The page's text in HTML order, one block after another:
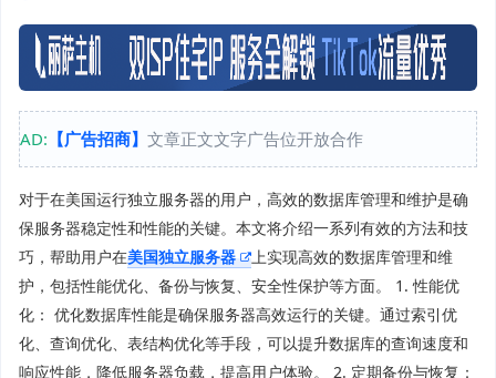
AD: 【广告招商】 文章正文文字广告位开放合作
对于在美国运行独立服务器的用户，高效的数据库管理和维护是确
保服务器稳定性和性能的关键。本文将介绍一系列有效的方法和技
巧，帮助用户在美国独立服务器
上实现高效的数据库管理和维
护，包括性能优化、备份与恢复、安全性保护等方面。 1. 性能优
化： 优化数据库性能是确保服务器高效运行的关键。通过索引优
化、查询优化、表结构优化等手段，可以提升数据库的查询速度和
响应性能，降低服务器负载，提高用户体验。 2. 定期备份与恢复：